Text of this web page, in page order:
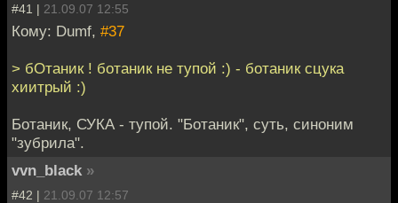
#41 | 21.09.07 12:55
Кому: Dumf, #37
> бОтаник ! ботаник не тупой :) - ботаник сцука
хиитрый :)
Ботаник, СУКА - тупой. "Ботаник", суть, синоним
"зубрила".
vvn_black »
#42 | 21.09.07 12:57